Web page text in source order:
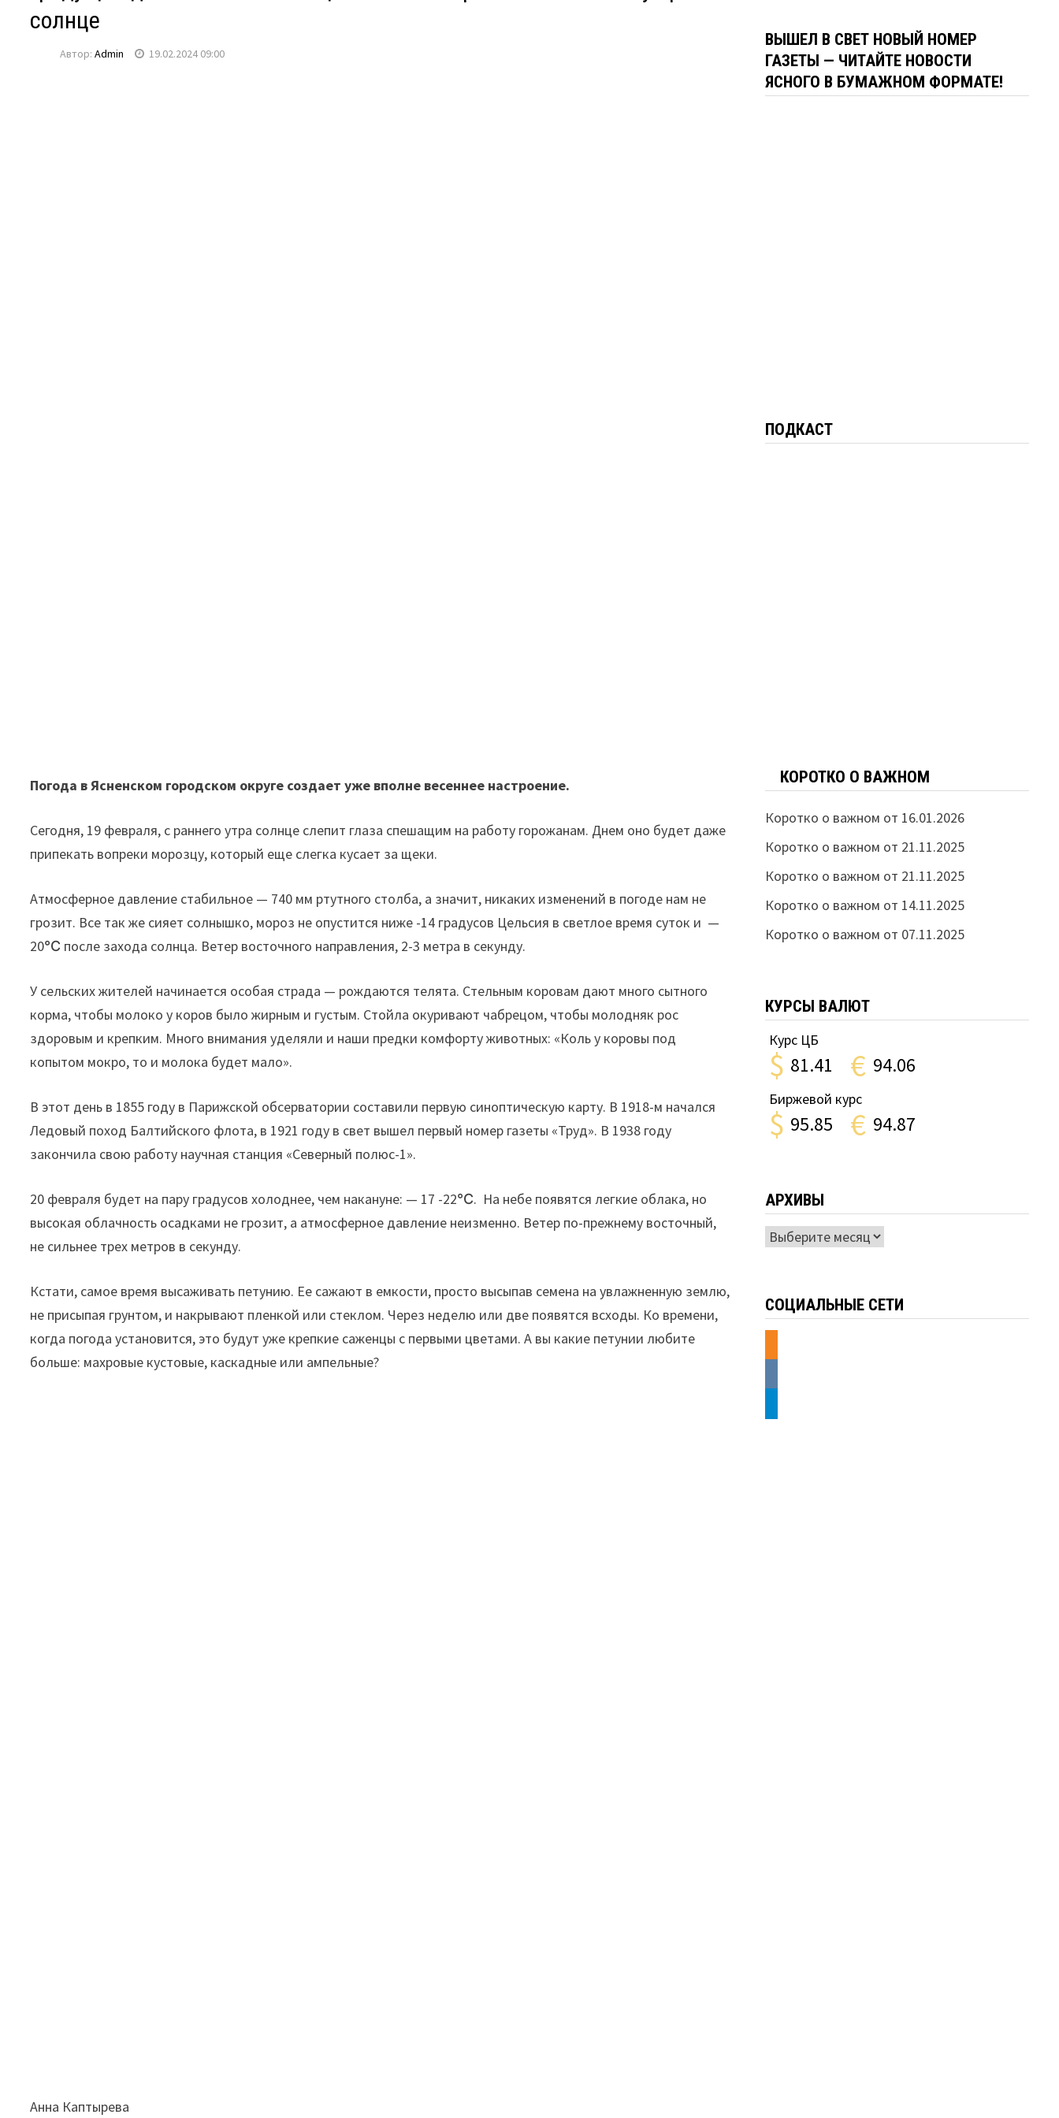
солнце
Автор:Admin 19.02.2024 09:00
Погода в Ясненском городском округе создает уже вполне весеннее настроение.
Сегодня, 19 февраля, с раннего утра солнце слепит глаза спешащим на работу горожанам. Днем оно будет даже
припекать вопреки морозцу, который еще слегка кусает за щеки.
Атмосферное давление стабильное — 740 мм ртутного столба, а значит, никаких изменений в погоде нам не
грозит. Все так же сияет солнышко, мороз не опустится ниже -14 градусов Цельсия в светлое время суток и —
20℃ после захода солнца. Ветер восточного направления, 2-3 метра в секунду.
У сельских жителей начинается особая страда — рождаются телята. Стельным коровам дают много сытного
корма, чтобы молоко у коров было жирным и густым. Стойла окуривают чабрецом, чтобы молодняк рос
здоровым и крепким. Много внимания уделяли и наши предки комфорту животных: «Коль у коровы под
копытом мокро, то и молока будет мало».
В этот день в 1855 году в Парижской обсерватории составили первую синоптическую карту. В 1918-м начался
Ледовый поход Балтийского флота, в 1921 году в свет вышел первый номер газеты «Труд». В 1938 году
закончила свою работу научная станция «Северный полюс-1».
20 февраля будет на пару градусов холоднее, чем накануне: — 17 -22℃. На небе появятся легкие облака, но
высокая облачность осадками не грозит, а атмосферное давление неизменно. Ветер по-прежнему восточный,
не сильнее трех метров в секунду.
Кстати, самое время высаживать петунию. Ее сажают в емкости, просто высыпав семена на увлажненную землю,
не присыпая грунтом, и накрывают пленкой или стеклом. Через неделю или две появятся всходы. Ко времени,
когда погода установится, это будут уже крепкие саженцы с первыми цветами. А вы какие петунии любите
больше: махровые кустовые, каскадные или ампельные?
Анна Каптырева
ВЫШЕЛ В СВЕТ НОВЫЙ НОМЕР
ГАЗЕТЫ — ЧИТАЙТЕ НОВОСТИ
ЯСНОГО В БУМАЖНОМ ФОРМАТЕ!
ПОДКАСТ
КОРОТКО О ВАЖНОМ
Коротко о важном от 16.01.2026
Коротко о важном от 21.11.2025
Коротко о важном от 21.11.2025
Коротко о важном от 14.11.2025
Коротко о важном от 07.11.2025
КУРСЫ ВАЛЮТ
Курс ЦБ
$ 81.41 € 94.06
Биржевой курс
$ 95.85 € 94.87
АРХИВЫ
Архивы
СОЦИАЛЬНЫЕ СЕТИ